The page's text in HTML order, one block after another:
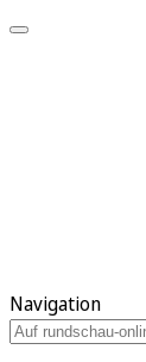
Navigation